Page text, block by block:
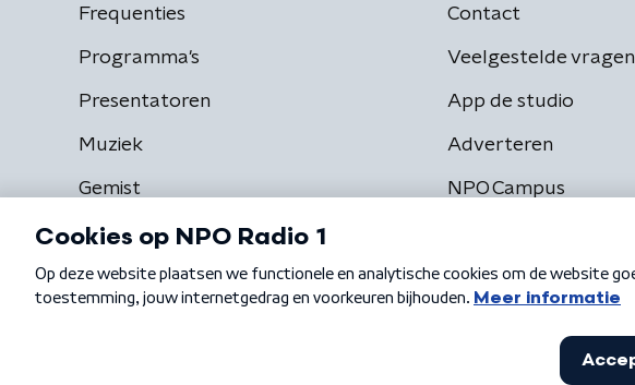
Frequenties
Programma's
Presentatoren
Muziek
Gemist
Contact
Veelgestelde vragen
App de studio
Adverteren
NPO Campus
Algemene voorwaarden Privacybeleid